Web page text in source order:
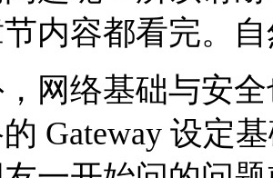
内容都看完。
网络基础与安
Gateway 设定